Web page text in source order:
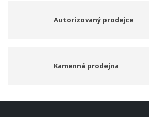
Autorizovaný prodejce
Kamenná prodejna